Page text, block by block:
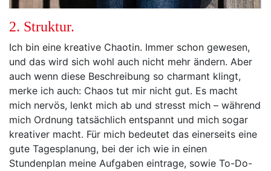
2. Struktur.
Ich bin eine kreative Chaotin. Immer schon gewesen,
und das wird sich wohl auch nicht mehr ändern. Aber
auch wenn diese Beschreibung so charmant klingt,
merke ich auch: Chaos tut mir nicht gut. Es macht
mich nervös, lenkt mich ab und stresst mich – während
mich Ordnung tatsächlich entspannt und mich sogar
kreativer macht. Für mich bedeutet das einerseits eine
gute Tagesplanung, bei der ich wie in einen
Stundenplan meine Aufgaben eintrage, sowie To-Do-